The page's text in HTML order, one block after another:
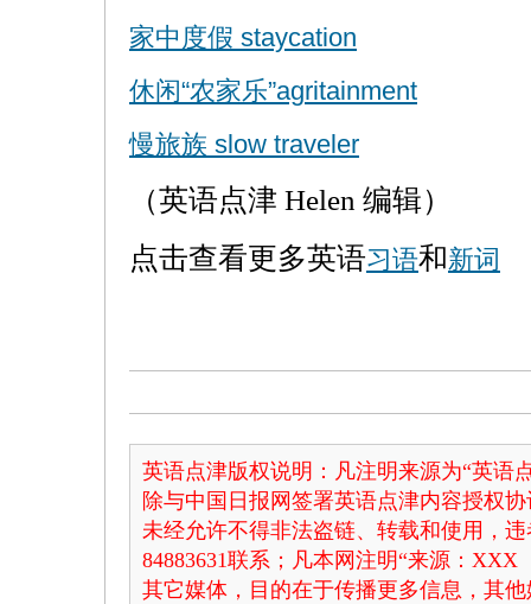
家中度假 staycation
休闲“农家乐”agritainment
慢旅族 slow traveler
（英语点津 Helen 编辑）
点击查看更多英语习语和新词
英语点津版权说明：凡注明来源为“英语
除与中国日报网签署英语点津内容授权
未经允许不得非法盗链、转载和使用，
84883631联系；凡本网注明“来源：
其它媒体，目的在于传播更多信息，其